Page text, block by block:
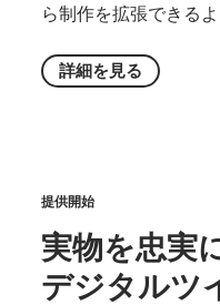
ら制作を拡張できる
詳細を見る
提供開始
実物を忠実
デジタルツ